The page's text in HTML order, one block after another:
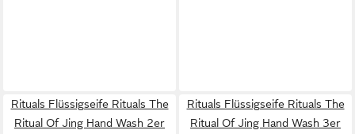
Rituals Flüssigseife Rituals The
Ritual Of Jing Hand Wash 2er
Rituals Flüssigseife Rituals The
Ritual Of Jing Hand Wash 3er